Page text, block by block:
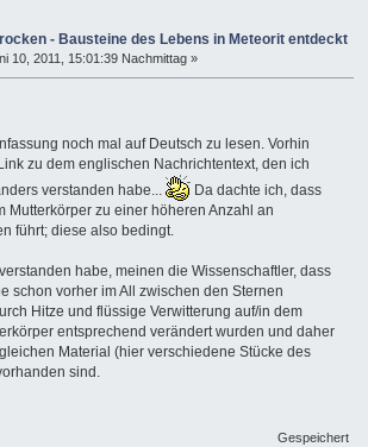
- Bausteine des Lebens in Meteorit entdeckt
10, 2011, 15:01:39 Nachmittag »
noch mal auf Deutsch zu lesen. Vorhin
zu dem englischen Nachrichtentext, den ich
verstanden habe...
Da dachte ich, dass
Mutterkörper zu einer höheren Anzahl an
führt; diese also bedingt.
habe, meinen die Wissenschaftler, dass
schon vorher im All zwischen den Sternen
Hitze und flüssige Verwitterung auf/in dem
entsprechend verändert wurden und daher
Material (hier verschiedene Stücke des
sind.
Gespeichert